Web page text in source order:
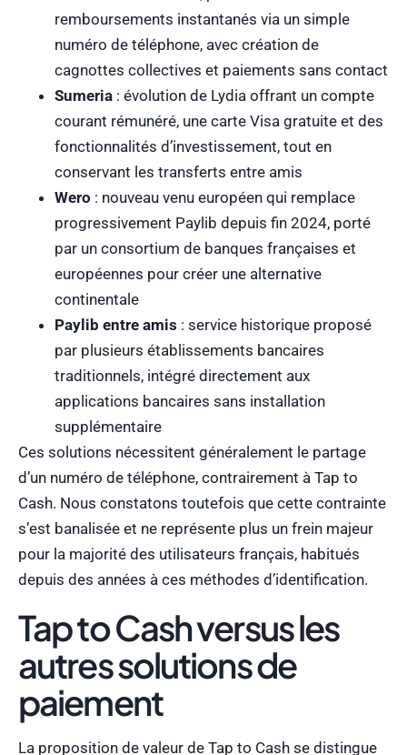
remboursements instantanés via un simple
numéro de téléphone, avec création de
cagnottes collectives et paiements sans contact
Sumeria : évolution de Lydia offrant un compte
courant rémunéré, une carte Visa gratuite et des
fonctionnalités d’investissement, tout en
conservant les transferts entre amis
Wero : nouveau venu européen qui remplace
progressivement Paylib depuis fin 2024, porté
par un consortium de banques françaises et
européennes pour créer une alternative
continentale
Paylib entre amis : service historique proposé
par plusieurs établissements bancaires
traditionnels, intégré directement aux
applications bancaires sans installation
supplémentaire
Ces solutions nécessitent généralement le partage
d’un numéro de téléphone, contrairement à Tap to
Cash. Nous constatons toutefois que cette contrainte
s’est banalisée et ne représente plus un frein majeur
pour la majorité des utilisateurs français, habitués
depuis des années à ces méthodes d’identification.
Tap to Cash versus les
autres solutions de
paiement
La proposition de valeur de Tap to Cash se distingue